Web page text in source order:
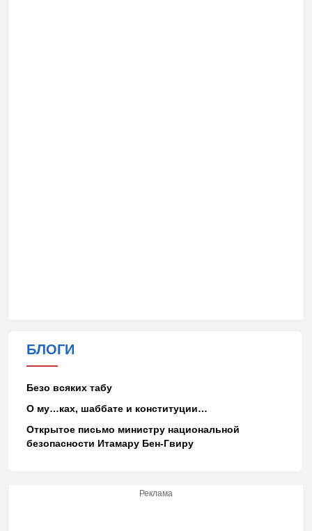
БЛОГИ
Безо всяких табу
О му…ках, шаббате и конституции…
Открытое письмо министру национальной
безопасности Итамару Бен-Гвиру
Реклама